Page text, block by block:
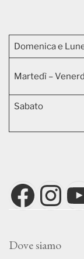
Domenica e
Martedì –
Sabato
Dove siamo